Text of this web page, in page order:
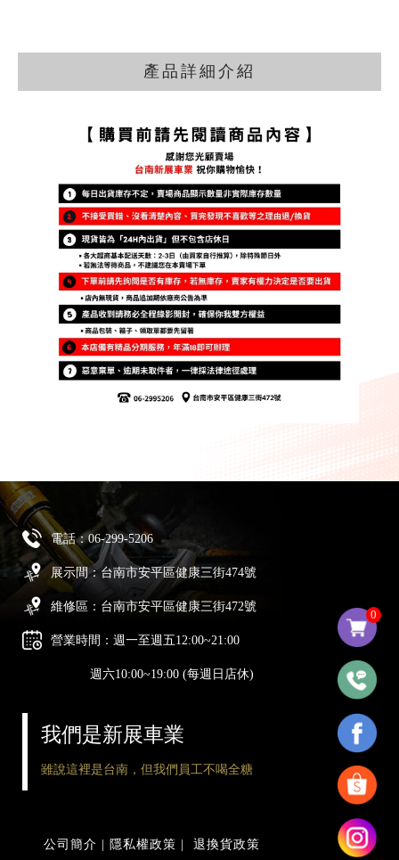
0
產品詳細介紹
電話：06-299-5206
展示間：台南市安平區健康三街474號
維修區：台南市安平區健康三街472號
營業時間：週一至週五12:00~21:00
週六10:00~19:00 (每週日店休)
我們是新展車業
雖說這裡是台南，但我們員工不喝全糖
公司簡介 隱私權政策 退換貨政策